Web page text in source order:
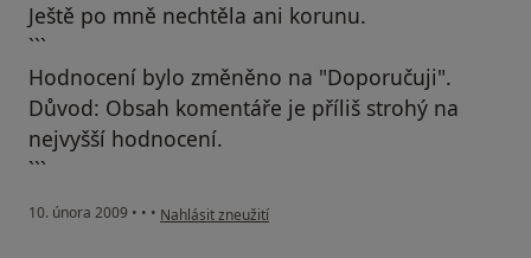
Ještě po mně nechtěla ani korunu.
```
Hodnocení bylo změněno na "Doporučuji".
Důvod: Obsah komentáře je příliš strohý na
nejvyšší hodnocení.
```
10. února 2009 • • • podle názoru uživatele sevi
Nahlásit zneužití